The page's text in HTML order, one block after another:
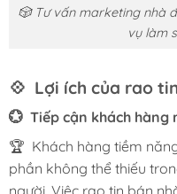
🎲 Tư vấn marketing nhà
vụ làm
💠 Lợi ích của rao
💮 Tiếp cận khách hàng
🏆 Khách hàng tiềm
phần không thể thiếu